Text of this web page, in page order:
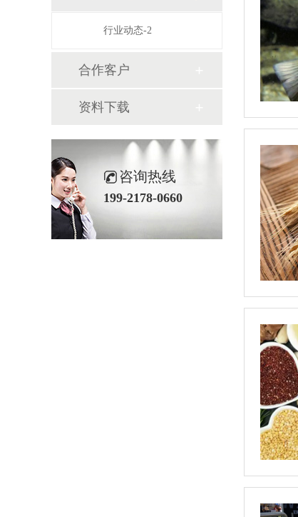
行业动态-2
合作客户
资料下载
咨询热线
199-2178-0660